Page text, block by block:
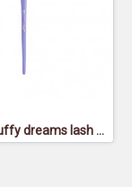
essence fluffy dreams lash & brow spoolie - เอสเซนส์ ฟลัฟฟี่ย์ ดรีมส์ แลช แอนด์ โบรว์ สพูล